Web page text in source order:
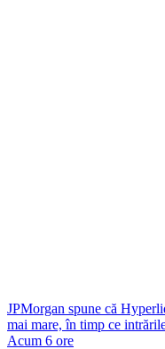
JPMorgan spune că
mai mare, în timp ce
Acum 6 ore